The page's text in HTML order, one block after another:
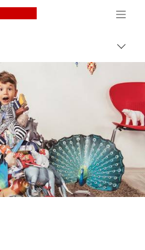
Canon Logo, back to
entre